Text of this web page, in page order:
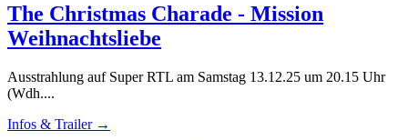
The Christmas Charade - Mission
Weihnachtsliebe
Ausstrahlung auf Super RTL am Samstag 13.12.25 um 20.15 Uhr
(Wdh....
Infos & Trailer →